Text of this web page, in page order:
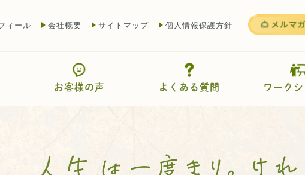
ィール 会社概要 サイトマップ 個人情報保護方針
お客様の声 よくある質問 ワーク